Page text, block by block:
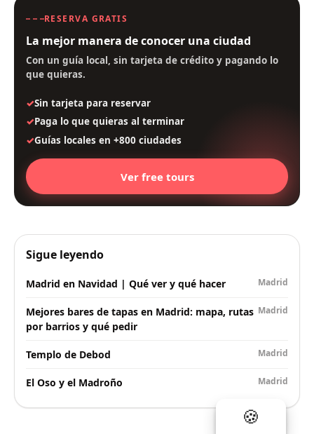
RESERVA GRATIS
La mejor manera de conocer una ciudad
Con un guía local, sin tarjeta de crédito y pagando lo
que quieras.
Sin tarjeta para reservar
Paga lo que quieras al terminar
Guías locales en +800 ciudades
Ver free tours
Sigue leyendo
Madrid en Navidad | Qué ver y qué hacer Madrid
Mejores bares de tapas en Madrid: mapa, rutas
por barrios y qué pedir
Madrid
Templo de Debod Madrid
El Oso y el Madroño Madrid